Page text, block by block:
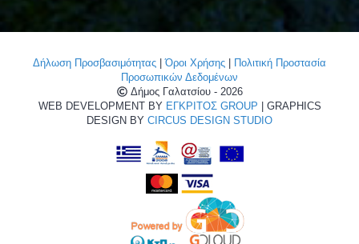
Δήλωση Προσβασιμότητας |Όροι Χρήσης
Πολιτική Προστασία
Προσωπικών Δεδομένων
Δήμος Γαλατσίου - 2026
WEB DEVELOPMENT BY ΕΓΚΡΙΤΟΣ GROUP | GRAPHICS
DESIGN BY CIRCUS DESIGN STUDIO